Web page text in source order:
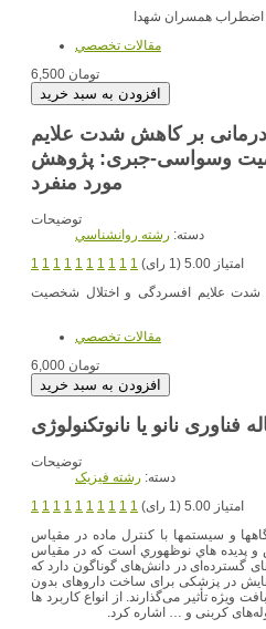
و اضطراب همسران شهدا
مقالات تخصصي
6,500 تومان
بر کاهش شدت علایم
وسواسی-جبری: پژوهش
مورد منفرد
توضیحات
دسته: رشته روانشناسي
1 1 1 1 1 1 1 1 1 1
امتیاز 5.00 (1 رای)
شدت علایم افسردگی و اختلال شخصیت
مقالات تخصصي
6,000 تومان
فناوری نانو یا نانوتکنولوژی
توضیحات
دسته: رشته فيزيک
1 1 1 1 1 1 1 1 1 1
امتیاز 5.00 (1 رای)
و سيستمها با كنترل ماده در مقياس
و پديده هاي نوظهوري است كه در مقياس
گسترده‌ای در دانش‌های گوناگون دارد که
در پزشکی برای ساخت داروهای بدون
ویژه تأثیر می‌گذارند. از انواع کاربرد ها
کربنی و … اشاره کرد.